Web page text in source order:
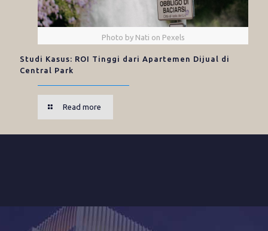
Photo by Nati on Pexels
Studi Kasus: ROI Tinggi dari Apartemen Dijual di
Central Park
Read more